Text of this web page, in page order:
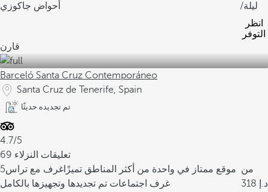
أحواض جاكوزي
/ليلة
انظر
التوفر
قارن
Barceló Santa Cruz Contemporáneo
Santa Cruz de Tenerife, Spain
تم تجديده حديثًا
4.7/5
69 تعليقات النزلاء
موقع ممتاز في واحدة من أكثر المناطق تميزًا غرف مع تراس5
غرف اجتماعات تم تجديدها وتجهيزها بالكامل
من
318